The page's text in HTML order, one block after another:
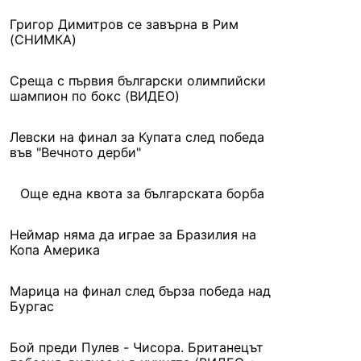
Григор Димитров се завърна в Рим
(СНИМКА)
Среща с първия български олимпийски
шампион по бокс (ВИДЕО)
Левски на финал за Купата след победа
във "Вечното дерби"
Още една квота за българската борба
Неймар няма да играе за Бразилия на
Копа Америка
Марица на финал след бърза победа над
Бургас
Бой преди Пулев - Чисора. Британецът